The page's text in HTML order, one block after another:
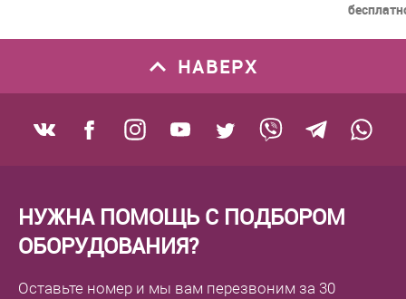
НАВЕРХ
НУЖНА ПОМОЩЬ С ПОДБОРОМ
ОБОРУДОВАНИЯ?
Оставьте номер и мы вам перезвоним за 30